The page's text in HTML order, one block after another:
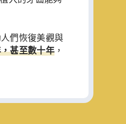
們恢復美觀與
甚至數十年，